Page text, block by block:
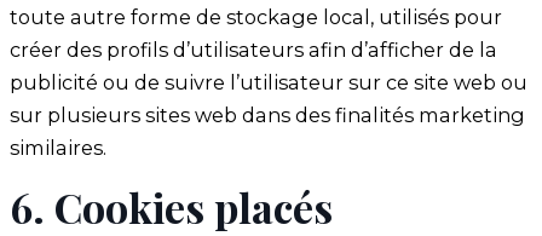
toute autre forme de stockage local, utilisés pour
créer des profils d’utilisateurs afin d’afficher de la
publicité ou de suivre l’utilisateur sur ce site web ou
sur plusieurs sites web dans des finalités marketing
similaires.
6. Cookies placés